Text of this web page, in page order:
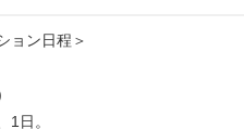
ョン日程＞
1日。